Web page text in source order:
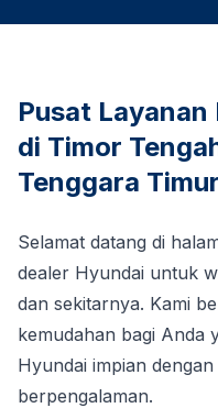
Pusat
di Timor
Tenggara
Selamat datang di
dealer Hyundai untuk
dan sekitarnya. Kami
kemudahan bagi Anda
Hyundai impian
berpengalaman.